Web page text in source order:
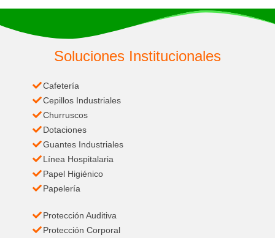
Soluciones Institucionales
Cafetería
Cepillos Industriales
Churruscos
Dotaciones
Guantes Industriales
Línea Hospitalaria
Papel Higiénico
Papelería
Protección Auditiva
Protección Corporal